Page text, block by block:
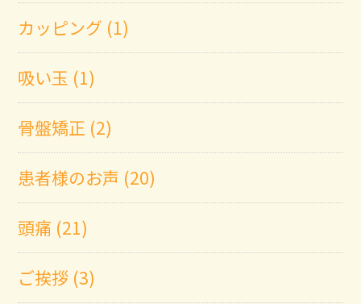
カッピング (1)
吸い玉 (1)
骨盤矯正 (2)
患者様のお声 (20)
頭痛 (21)
ご挨拶 (3)